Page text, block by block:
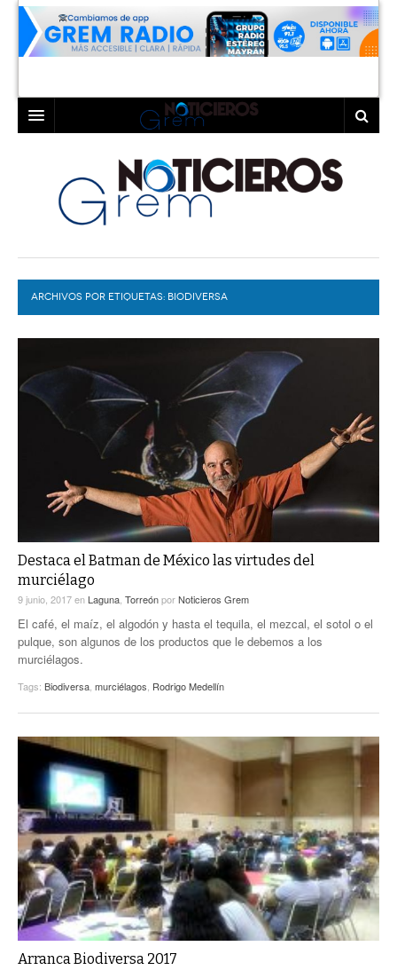
LAGUNA
TORREÓN
GÓMEZ PALACIO
LERDO
COAHUILA
DURANGO
DEPORTES
EXA
EL EXACTO
EXA INFORMA
CONTEXTOS
TRAYECTO LAGUNA
A MEDIA MAÑANA
A TODA LEY
ENTRE LAGUNEROS
DIÁLOGOS CON LA HISTORIA
TWEETS AND BEATS
LA MEJOR 97.1 ESTÉREO GALLITO
ACTUALIDADES GREM
PULSO
LA MEJOR INFORMACIÓN
COLABORADORES
ACTUALIDADES GREM
ARCHIVOS POR ETIQUETAS: BIODIVERSA
Destaca el Batman de México las virtudes del
murciélago
9 junio, 2017en Laguna TorreónporNoticieros Grem
El café, el maíz, el algodón y hasta el tequila, el mezcal, el sotol o el
pulque, son algunos de los productos que le debemos a los
murciélagos.
Tags: Biodiversa murciélagos Rodrigo Medellín
Arranca Biodiversa 2017